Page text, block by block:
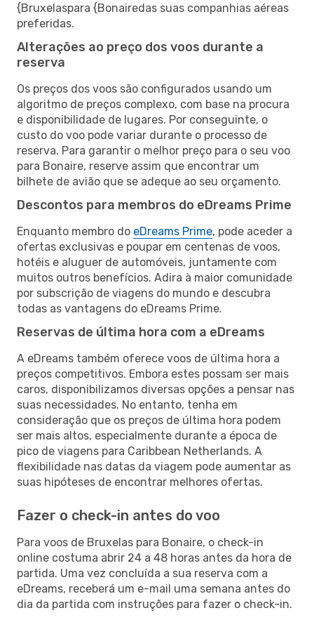
{Bruxelaspara {Bonairedas suas companhias aéreas
preferidas.
Alterações ao preço dos voos durante a
reserva
Os preços dos voos são configurados usando um
algoritmo de preços complexo, com base na procura
e disponibilidade de lugares. Por conseguinte, o
custo do voo pode variar durante o processo de
reserva. Para garantir o melhor preço para o seu voo
para Bonaire, reserve assim que encontrar um
bilhete de avião que se adeque ao seu orçamento.
Descontos para membros do eDreams Prime
Enquanto membro do eDreams Prime, pode aceder a
ofertas exclusivas e poupar em centenas de voos,
hotéis e aluguer de automóveis, juntamente com
muitos outros benefícios. Adira à maior comunidade
por subscrição de viagens do mundo e descubra
todas as vantagens do eDreams Prime.
Reservas de última hora com a eDreams
A eDreams também oferece voos de última hora a
preços competitivos. Embora estes possam ser mais
caros, disponibilizamos diversas opções a pensar nas
suas necessidades. No entanto, tenha em
consideração que os preços de última hora podem
ser mais altos, especialmente durante a época de
pico de viagens para Caribbean Netherlands. A
flexibilidade nas datas da viagem pode aumentar as
suas hipóteses de encontrar melhores ofertas.
Fazer o check-in antes do voo
Para voos de Bruxelas para Bonaire, o check-in
online costuma abrir 24 a 48 horas antes da hora de
partida. Uma vez concluída a sua reserva com a
eDreams, receberá um e-mail uma semana antes do
dia da partida com instruções para fazer o check-in.